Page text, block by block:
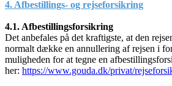
4. Afbestillings- og rejseforsikring
4.1. Afbestillingsforsikring
Det anbefales på det kraftigste, at den
normalt dække en annullering af rejsen i
muligheden for at tegne en
her: https://www.gouda.dk/privat/